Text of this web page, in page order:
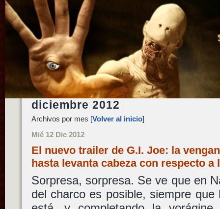
diciembre 2012
Archivos por mes [Volver al inicio]
Mié 12 Dic 2012
El nuevo trailer de G.I. Joe: la
hasta levanta cabeza con respecto
Sorpresa, sorpresa. Se ve que en
del charco es posible, siempre